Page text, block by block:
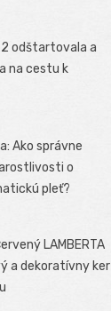
odštartovala a
na cestu k
Ako správne
o
pleť?
LAMBERTA
a dekoratívny ker